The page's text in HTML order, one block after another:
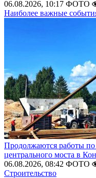
06.08.2026, 10:17 ФОТО
Наиболее важные
Продолжаются работы
центрального моста в
06.08.2026, 08:42 ФОТО
Строительство